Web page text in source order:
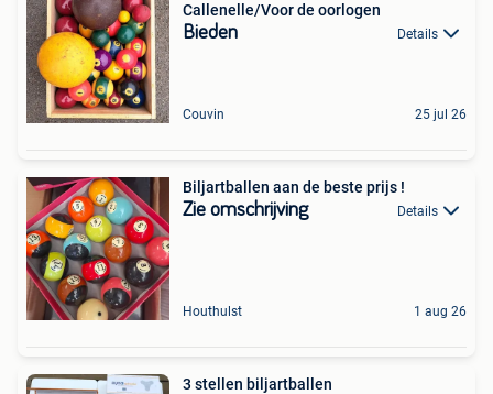
Callenelle/Voor de oorlogen
Bieden Details
Couvin 25 jul 26
Biljartballen aan de beste prijs !
Zie omschrijving Details
Houthulst 1 aug 26
3 stellen biljartballen